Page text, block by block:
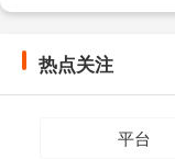
热点关注
平台